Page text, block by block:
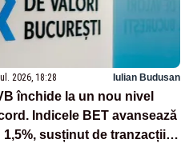
2026, 18:28 Iulian Budusan
închide la un nou nivel
Indicele BET avansează
1,5%, susținut de tranzacțiile